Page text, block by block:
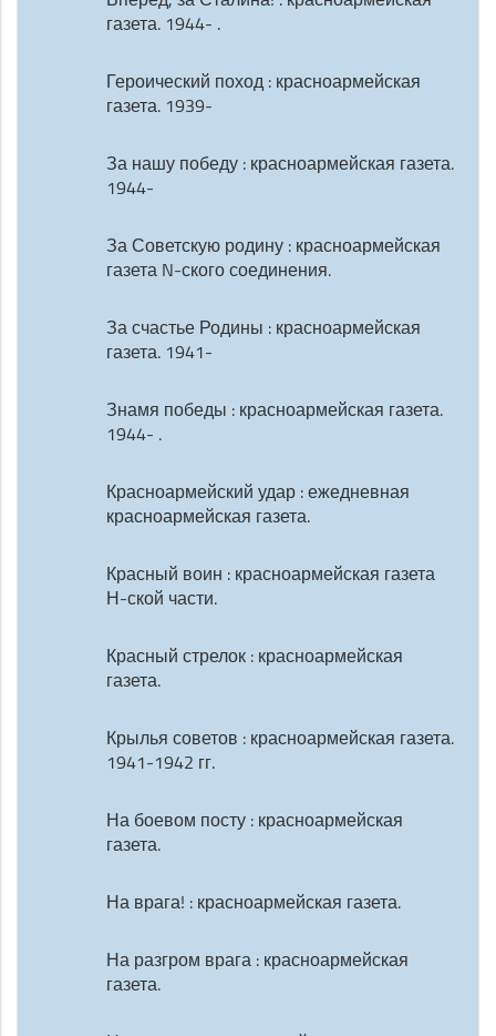
газета. 1944- .
Героический поход : красноармейская
газета. 1939-
За нашу победу : красноармейская газета.
1944-
За Советскую родину : красноармейская
газета N-ского соединения.
За счастье Родины : красноармейская
газета. 1941-
Знамя победы : красноармейская газета.
1944- .
Красноармейский удар : ежедневная
красноармейская газета.
Красный воин : красноармейская газета
Н-ской части.
Красный стрелок : красноармейская
газета.
Крылья советов : красноармейская газета.
1941-1942 гг.
На боевом посту : красноармейская
газета.
На врага! : красноармейская газета.
На разгром врага : красноармейская
газета.